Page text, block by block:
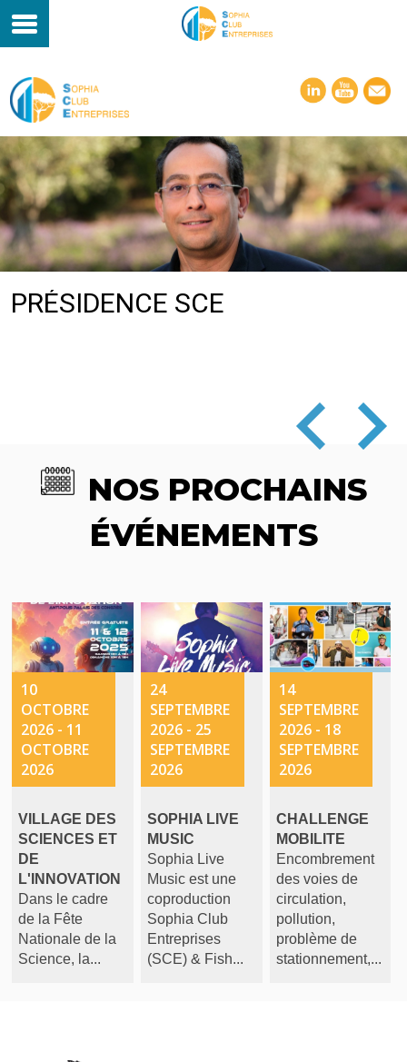
PRÉSIDENCE SCE
NOS PROCHAINS
ÉVÉNEMENTS
10
OCTOBRE
2026 - 11
OCTOBRE
2026
VILLAGE DES
SCIENCES ET
DE
L'INNOVATION
Dans le cadre
de la Fête
Nationale de la
Science, la...
24
SEPTEMBRE
2026 - 25
SEPTEMBRE
2026
SOPHIA LIVE
MUSIC
Sophia Live
Music est une
coproduction
Sophia Club
Entreprises
(SCE) & Fish...
14
SEPTEMBRE
2026 - 18
SEPTEMBRE
2026
CHALLENGE
MOBILITE
Encombrement
des voies de
circulation,
pollution,
problème de
stationnement,...